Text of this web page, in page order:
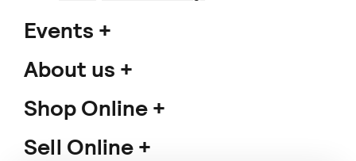
Events
About us
Shop Online
Sell Online